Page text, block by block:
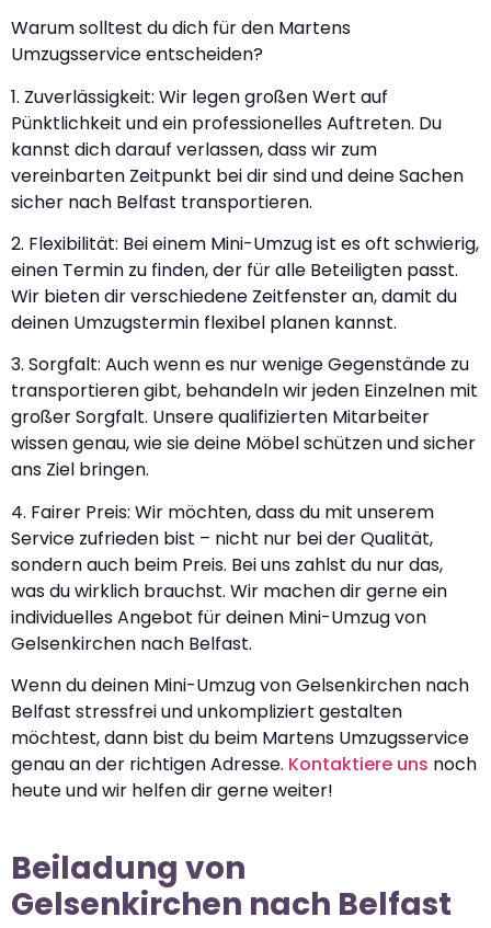
Warum solltest du dich für den Martens
Umzugsservice entscheiden?
1. Zuverlässigkeit: Wir legen großen Wert auf
Pünktlichkeit und ein professionelles Auftreten. Du
kannst dich darauf verlassen, dass wir zum
vereinbarten Zeitpunkt bei dir sind und deine Sachen
sicher nach Belfast transportieren.
2. Flexibilität: Bei einem Mini-Umzug ist es oft schwierig,
einen Termin zu finden, der für alle Beteiligten passt.
Wir bieten dir verschiedene Zeitfenster an, damit du
deinen Umzugstermin flexibel planen kannst.
3. Sorgfalt: Auch wenn es nur wenige Gegenstände zu
transportieren gibt, behandeln wir jeden Einzelnen mit
großer Sorgfalt. Unsere qualifizierten Mitarbeiter
wissen genau, wie sie deine Möbel schützen und sicher
ans Ziel bringen.
4. Fairer Preis: Wir möchten, dass du mit unserem
Service zufrieden bist – nicht nur bei der Qualität,
sondern auch beim Preis. Bei uns zahlst du nur das,
was du wirklich brauchst. Wir machen dir gerne ein
individuelles Angebot für deinen Mini-Umzug von
Gelsenkirchen nach Belfast.
Wenn du deinen Mini-Umzug von Gelsenkirchen nach
Belfast stressfrei und unkompliziert gestalten
möchtest, dann bist du beim Martens Umzugsservice
genau an der richtigen Adresse. Kontaktiere uns noch
heute und wir helfen dir gerne weiter!
Beiladung von
Gelsenkirchen nach Belfast